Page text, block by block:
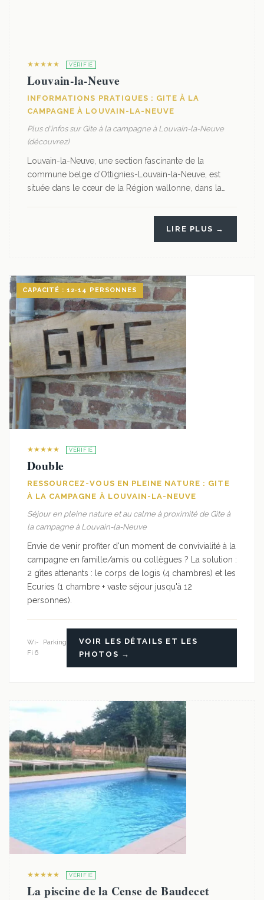
★★★★★ VÉRIFIÉ
Louvain-la-Neuve
INFORMATIONS PRATIQUES : GITE À LA
CAMPAGNE À LOUVAIN-LA-NEUVE
Plus d'infos sur Gite à la campagne à Louvain-la-Neuve
(découvrez)
Louvain-la-Neuve, une section fascinante de la
commune belge d’Ottignies-Louvain-la-Neuve, est
située dans le cœur de la Région wallonne, dans la…
LIRE PLUS →
CAPACITÉ : 12-14 PERSONNES
★★★★★ VÉRIFIÉ
Double
RESSOURCEZ-VOUS EN PLEINE NATURE : GITE
À LA CAMPAGNE À LOUVAIN-LA-NEUVE
Séjour en pleine nature et au calme à proximité de Gite à
la campagne à Louvain-la-Neuve
Envie de venir profiter d'un moment de convivialité à la
campagne en famille/amis ou collègues ? La solution :
2 gîtes attenants : le corps de logis (4 chambres) et les
Ecuries (1 chambre + vaste séjour jusqu'à 12
personnes).
Wi-
Fi 6
Parking
VOIR LES DÉTAILS ET LES
PHOTOS →
★★★★★ VÉRIFIÉ
La piscine de la Cense de Baudecet